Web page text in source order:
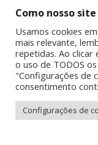
Copyright © 2019
Quem Somos
Como nosso
Usamos cookies
mais relevante,
repetidas. Ao clicar
o uso de TODOS
"Configurações de
consentimento
Configurações de